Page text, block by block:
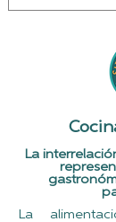
La
La